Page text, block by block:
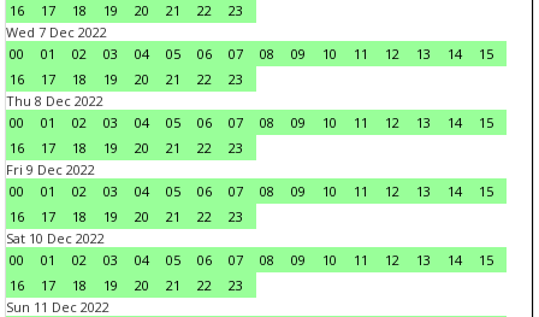
16
17 18 19 20 21 22
23
Wed 7 Dec 2022
00
01 02 03 04 05 06 07 08 09 10 11 12 13 14
15
16
17 18 19 20 21 22
23
Thu 8 Dec 2022
00
01 02 03 04 05 06 07 08 09 10 11 12 13 14
15
16
17 18 19 20 21 22
23
Fri 9 Dec 2022
00
01 02 03 04 05 06 07 08 09 10 11 12 13 14
15
16
17 18 19 20 21 22
23
Sat 10 Dec 2022
00
01 02 03 04 05 06 07 08 09 10 11 12 13 14
15
16
17 18 19 20 21 22
23
Sun 11 Dec 2022